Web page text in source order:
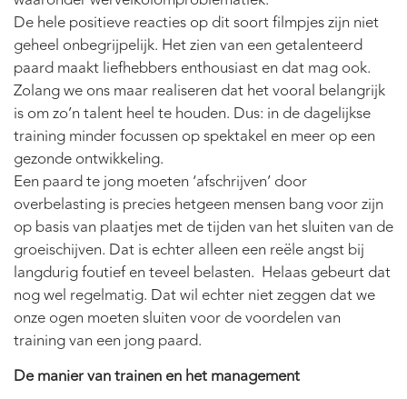
De hele positieve reacties op dit soort filmpjes zijn niet
geheel onbegrijpelijk. Het zien van een getalenteerd
paard maakt liefhebbers enthousiast en dat mag ook.
Zolang we ons maar realiseren dat het vooral belangrijk
is om zo’n talent heel te houden. Dus: in de dagelijkse
training minder focussen op spektakel en meer op een
gezonde ontwikkeling.
Een paard te jong moeten ‘afschrijven’ door
overbelasting is precies hetgeen mensen bang voor zijn
op basis van plaatjes met de tijden van het sluiten van de
groeischijven. Dat is echter alleen een reële angst bij
langdurig foutief en teveel belasten. Helaas gebeurt dat
nog wel regelmatig. Dat wil echter niet zeggen dat we
onze ogen moeten sluiten voor de voordelen van
training van een jong paard.
De manier van trainen en het management